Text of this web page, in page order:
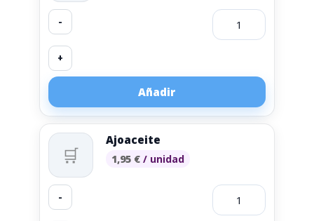
-
+
Añadir
🛒
Ajoaceite
1,95 € / unidad
-